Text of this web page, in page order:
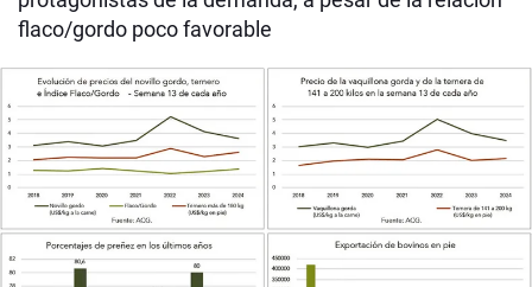
flaco/gordo poco favorable